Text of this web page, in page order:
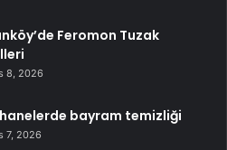
Feromon Tuzak
8, 2026
bayram temizliği
7, 2026